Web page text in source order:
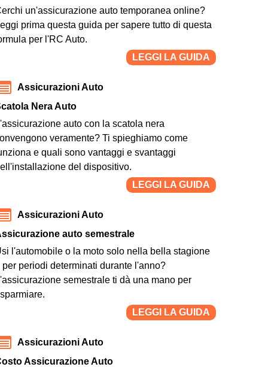
un'assicurazione auto temporanea online?
prima questa guida per sapere tutto di questa
per l'RC Auto.
LEGGI LA GUIDA
Assicurazioni Auto
Nera Auto
auto con la scatola nera
veramente? Ti spieghiamo come
e quali sono vantaggi e svantaggi
del dispositivo.
LEGGI LA GUIDA
Assicurazioni Auto
auto semestrale
l'automobile o la moto solo nella bella stagione
per periodi determinati durante l'anno?
semestrale ti dà una mano per
LEGGI LA GUIDA
Assicurazioni Auto
Assicurazione Auto